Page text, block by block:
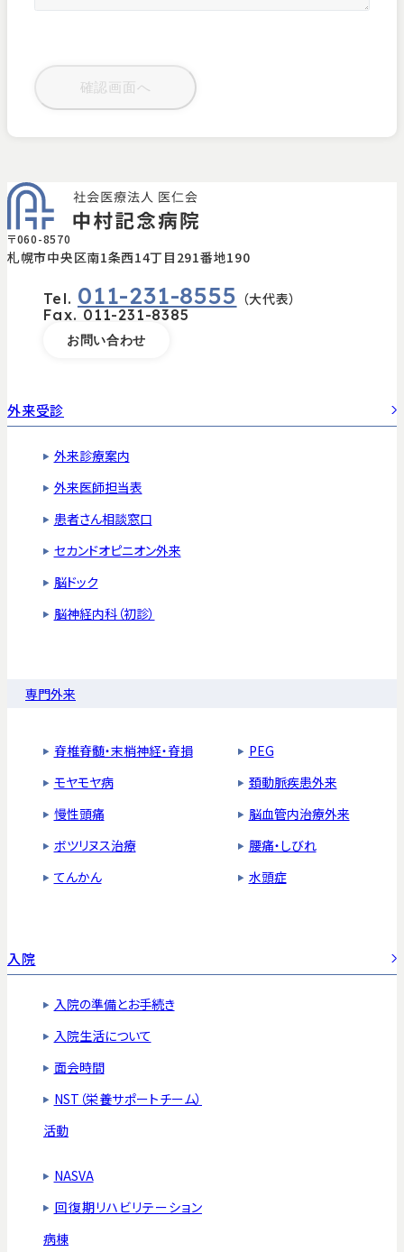
〒060-8570
札幌市中央区南1条西14丁目291番地190
Tel. 011-231-8555 （大代表）
Fax. 011-231-8385
お問い合わせ
外来受診
外来診療案内
外来医師担当表
患者さん相談窓口
セカンドオピニオン外来
脳ドック
脳神経内科（初診）
専門外来
脊椎脊髄・末梢神経・脊損
モヤモヤ病
慢性頭痛
ボツリヌス治療
てんかん
PEG
頚動脈疾患外来
脳血管内治療外来
腰痛・しびれ
水頭症
入院
入院の準備とお手続き
入院生活について
面会時間
NST（栄養サポートチーム）
活動
NASVA
回復期リハビリテーション
病棟